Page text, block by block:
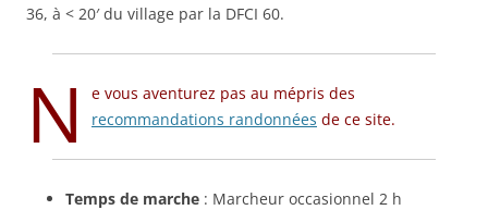
36, à < 20′ du village par la DFCI 60.
N
e vous aventurez pas au mépris des
recommandations randonnées de ce site.
Temps de marche : Marcheur occasionnel 2 h